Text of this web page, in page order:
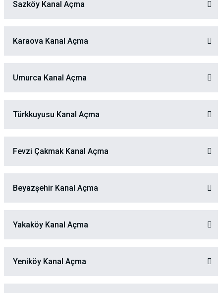
Sazköy Kanal Açma
Karaova Kanal Açma
Umurca Kanal Açma
Türkkuyusu Kanal Açma
Fevzi Çakmak Kanal Açma
Beyazşehir Kanal Açma
Yakaköy Kanal Açma
Yeniköy Kanal Açma